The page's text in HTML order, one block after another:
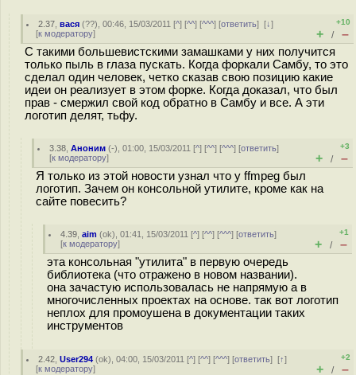
2.37 ,вася (??), 00:46, 15/03/2011 [^] [^^] [^^^] [ответить][↓]
[к модератору]
+10
+ / –
С такими большевистскими замашками у них получится
только пыль в глаза пускать. Когда форкали Самбу, то это
сделал один человек, четко сказав свою позицию какие
идеи он реализует в этом форке. Когда доказал, что был
прав - смержил свой код обратно в Самбу и все. А эти
логотип делят, тьфу.
3.38 ,Аноним (-), 01:00, 15/03/2011 [^] [^^] [^^^] [ответить]
[к модератору]
+3
+ / –
Я только из этой новости узнал что у ffmpeg был
логотип. Зачем он консольной утилите, кроме как на
сайте повесить?
4.39 ,aim (ok), 01:41, 15/03/2011 [^] [^^] [^^^] [ответить]
[к модератору]
+1
+ / –
эта консольная "утилита" в первую очередь
библиотека (что отражено в новом названии).
она зачастую использовалась не напрямую а в
многочисленных проектах на основе. так вот логотип
неплох для промоушена в документации таких
инструментов
2.42 ,User294 (ok), 04:00, 15/03/2011 [^] [^^] [^^^] [ответить][↑]
[к модератору]
+2
+ / –